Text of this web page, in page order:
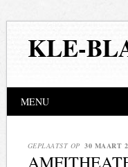
KLE-
MENU
GEPLAATST OP 30 MAART